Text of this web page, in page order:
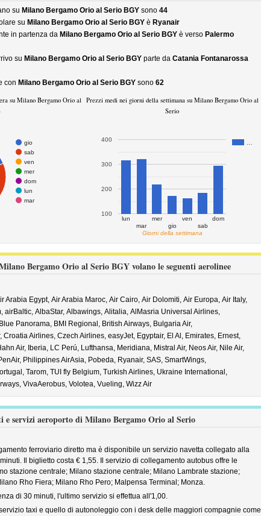
su Milano Bergamo Orio al Serio BGYsono 44
su Milano Bergamo Orio al Serio BGYè Ryanair
in partenza da Milano Bergamo Orio al Serio BGYè verso Palermo
su Milano Bergamo Orio al Serio BGYparte da Catania Fontanarossa
con Milano Bergamo Orio al Serio BGYsono 62
su Milano Bergamo Orio al
gio
sab
ven
mer
dom
lun
mar
Prezzi medi nei giorni della settimana su Milano Bergamo Orio al
Serio
lun
mar
mer
gio
ven
sab
dom
100
200
300
400
Giorni della settimana
Bergamo Orio al Serio BGY volano le seguenti aerolinee
Arabia Egypt, Air Arabia Maroc, Air Cairo, Air Dolomiti, Air Europa, Air Italy,
airBaltic, AlbaStar, Albawings, Alitalia, AlMasria Universal Airlines,
Blue Panorama, BMI Regional, British Airways, Bulgaria Air,
Croatia Airlines, Czech Airlines, easyJet, Egyptair, El Al, Emirates, Ernest,
Air, Iberia, LC Perú, Lufthansa, Meridiana, Mistral Air, Neos Air, Nile Air,
Philippines AirAsia, Pobeda, Ryanair, SAS, SmartWings,
Tarom, TUI fly Belgium, Turkish Airlines, Ukraine International,
VivaAerobus, Volotea, Vueling, Wizz Air
e servizi aeroporto di Milano Bergamo Orio al Serio
ferroviario diretto ma è disponibile un servizio navetta collegato alla
Il biglietto costa € 1,55. Il servizio di collegamento autobus offre le
stazione centrale; Milano stazione centrale; Milano Lambrate stazione;
Rho Fiera; Milano Rho Pero; Malpensa Terminal; Monza.
di 30 minuti, l'ultimo servizio si effettua all'1,00.
taxi e quello di autonoleggio con i desk delle maggiori compagnie come